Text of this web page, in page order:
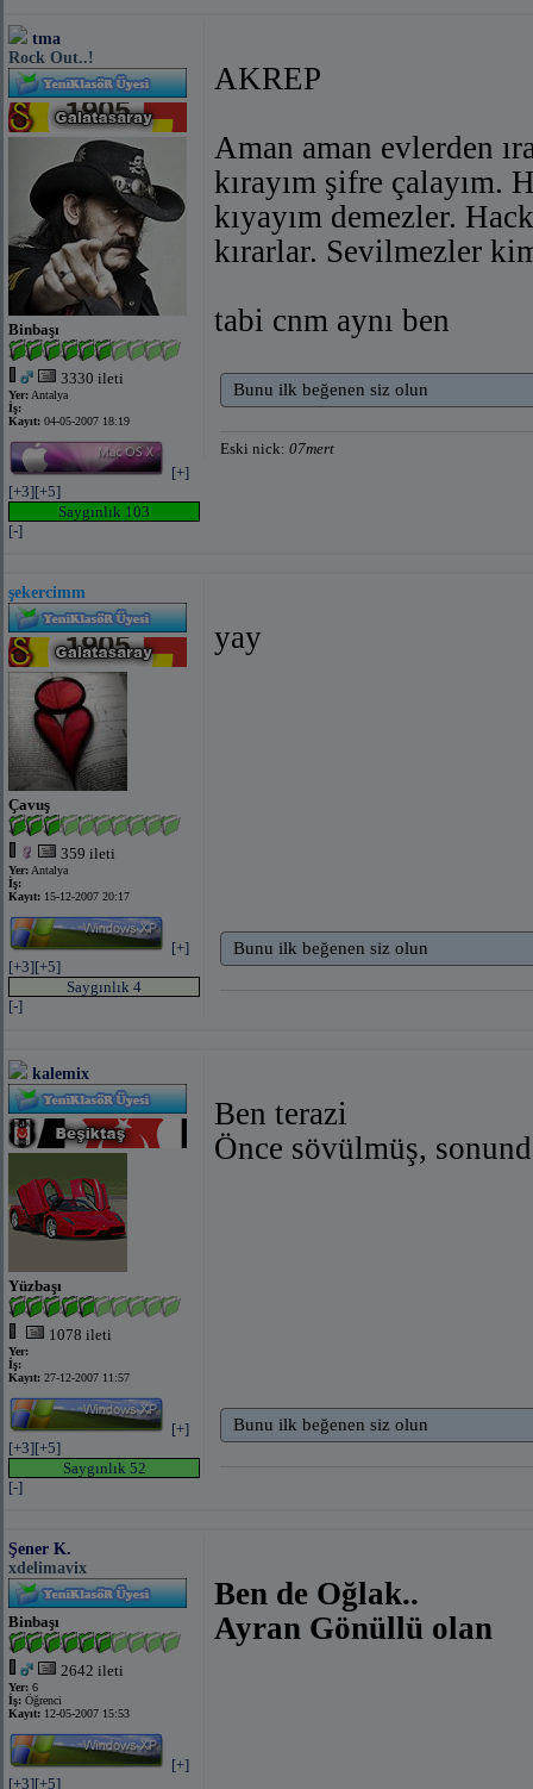
bağlantıyı göster(facebook ile) bağlantıyı
tma
Rock Out..!
Binbaşı
3330 ileti
Yer: Antalya
İş:
Kayıt: 04-05-2007 18:19
[+]
[+3][+5]
Saygınlık 103
[-]
AKREP
Aman aman evlerden
kırayım şifre çalayım.
kıyayım demezler.
kırarlar. Sevilmezler
tabi cnm aynı ben
Bunu ilk beğenen siz olun
Eski nick: 07mert
şekercimm
Çavuş
359 ileti
Yer: Antalya
İş:
Kayıt: 15-12-2007 20:17
[+]
[+3][+5]
Saygınlık 4
[-]
yay
Bunu ilk beğenen siz olun
kalemix
Yüzbaşı
1078 ileti
Yer:
İş:
Kayıt: 27-12-2007 11:57
[+]
[+3][+5]
Saygınlık 52
[-]
Ben terazi
Önce sövülmüş,
Bunu ilk beğenen siz olun
Şener K.
xdelimavix
Binbaşı
2642 ileti
Yer: 6
İş: Öğrenci
Kayıt: 12-05-2007 15:53
[+]
[+3][+5]
Ben de Oğlak..
Ayran Gönüllü olan